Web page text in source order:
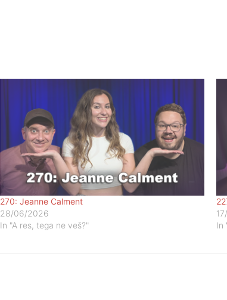
270: Jeanne Calment
28/06/2026
In "A res, tega ne veš?"
In